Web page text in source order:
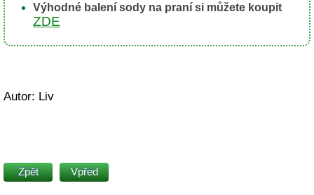
Výhodné balení sody na praní si můžete koupit
ZDE
Autor: Liv
Zpět Vpřed